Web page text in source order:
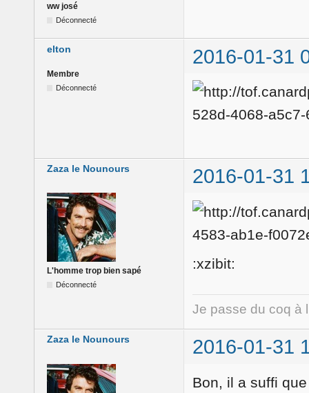
ww josé
Déconnecté
elton 2016-01-31
Membre
Déconnecté
Zaza le Nounours 2016-01-31
L'homme trop bien sapé
Déconnecté
:xzibit:
Je passe du coq à
Zaza le Nounours 2016-01-31
Bon, il a suffi